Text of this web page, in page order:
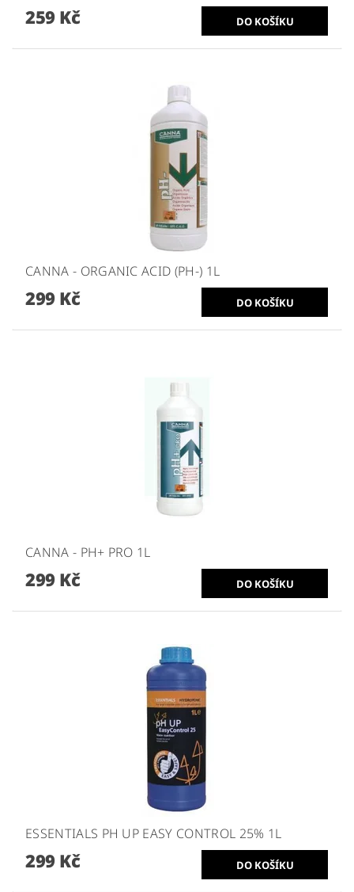
259 Kč
CANNA - ORGANIC ACID (PH-) 1L
299 Kč
CANNA - PH+ PRO 1L
299 Kč
ESSENTIALS PH UP EASY CONTROL 25% 1L
299 Kč